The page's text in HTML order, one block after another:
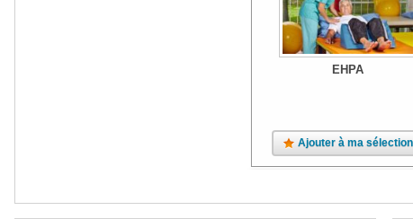
EHPA
Ajouter à ma sélection